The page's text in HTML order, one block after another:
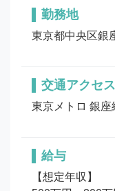
勤務地
東京都中央区銀
交通アクセス
東京メトロ 銀座
給与
【想定年収】